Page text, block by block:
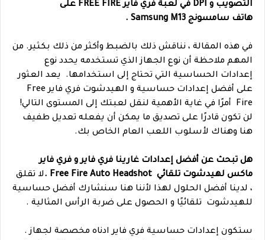
التصويب و DPI في لعبة فري فاير FREE FIRE على
هاتف سامسونج Samsung M13 .
في هذه المقالة ، نناقش ذلك بالضبط وأكثر من ذلك بكثير. من
المهم ملاحظة أن نوع الجهاز الذي تستخدمه يحدد نوع
إعدادات الحساسية التي تحتاج إلى استخدامها.
يعد العثور
على أفضل إعدادات حساسية و الهيدشوت فري فاير Free
Fire أمرًا في غاية الأهمية لنقل لعبتك إلى المستوى التالي!
لن تكون قادرًا على تصديق ما يمكن أن يفعله تعديل طفيف
هنا وهناك لأسلوب اللعب العام الخاص بك.
هل تبحث عن أفضل إعدادات غارينا فري فاير و فري فاير
ماكس لهيدشوت تلقائي Free Fire Auto Headshot .
لا تقلق
، لدينا أفضل الحلول لهذا لأننا هنا سنشارك أفضل حساسية
للهيدشوت تلقائيًا و الحصول على ضربة الرأس المثالية .
ستكون إعدادات حساسية فري فاير ادناه مخصصة لجهاز .